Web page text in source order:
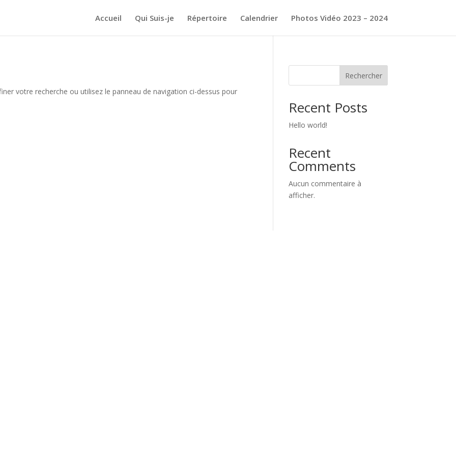
Accueil Qui Suis-je Répertoire Calendrier Photos Vidéo 2023 – 2024
votre recherche ou utilisez le panneau de navigation ci-dessus pour
Rechercher
Recent Posts
Hello world!
Recent
Comments
Aucun commentaire à
afficher.